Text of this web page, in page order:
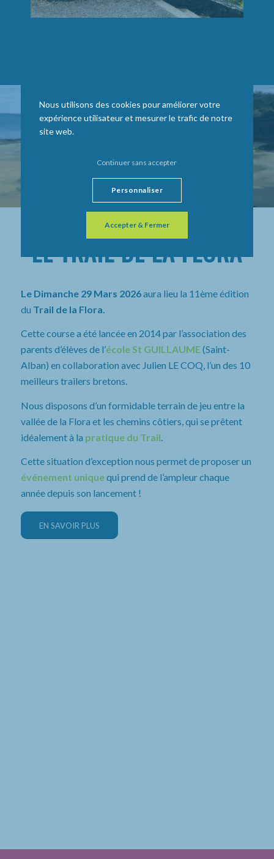
LE TRAIL DE LA FLORA
Le Dimanche 29 Mars 2026aura lieu la 11ème édition
du Trail de la Flora.
Cette course a été lancée en 2014 par l’association des
parents d’élèves de l’école St GUILLAUME(Saint-
Alban) en collaboration avec Julien LE COQ, l’un des 10
meilleurs trailers bretons.
Nous disposons d’un formidable terrain de jeu entre la
vallée de la Flora et les chemins côtiers, qui se prêtent
idéalement à la pratique du Trail
Cette situation d’exception nous permet de proposer un
événement uniquequi prend de l’ampleur chaque
année depuis son lancement !
EN SAVOIR PLUS
Nous utilisons des cookies pour améliorer votre
expérience utilisateur et mesurer le trafic de notre
site web.
Accepter & Fermer
Continuer sans accepter
Personnaliser